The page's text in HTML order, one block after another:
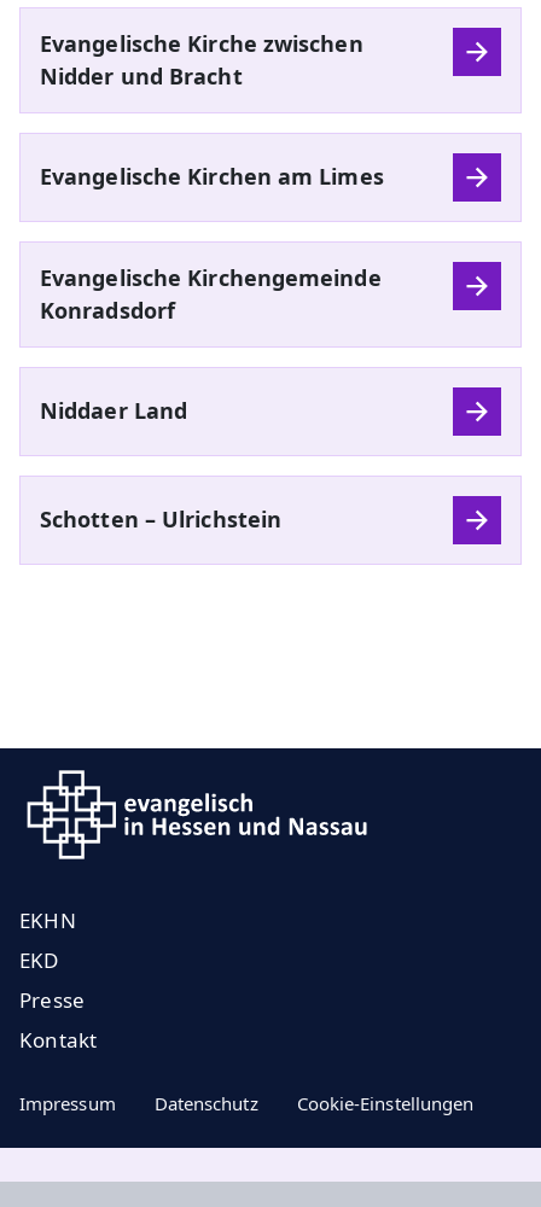
Evangelische Kirche zwischen
Nidder und Bracht
Evangelische Kirchen am Limes
Evangelische Kirchengemeinde
Konradsdorf
Niddaer Land
Schotten – Ulrichstein
EKHN
EKD
Presse
Kontakt
Impressum Datenschutz Cookie-Einstellungen